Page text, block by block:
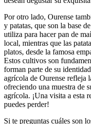
Por otro lado, Ourense
y patatas, que son la base
utiliza para hacer pan de
local, mientras que las
platos, desde la famosa
Estos cultivos son
forman parte de su
agrícola de Ourense refleja
ofreciendo una muestra de
agrícola. ¡Una visita a esta
puedes perder!
Si te preguntas cuáles son